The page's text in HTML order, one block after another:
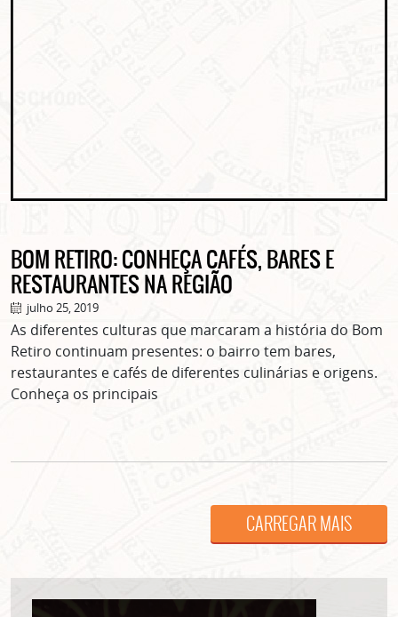
BOM RETIRO: CONHEÇA CAFÉS, BARES E
RESTAURANTES NA REGIÃO
julho 25, 2019
As diferentes culturas que marcaram a história do Bom
Retiro continuam presentes: o bairro tem bares,
restaurantes e cafés de diferentes culinárias e origens.
Conheça os principais
CARREGAR MAIS
ASSINE GRATUITAMENTE
NOSSA NEWSLETTER!
Clique no botão abaixo para receber notícias sobre o
centro de São Paulo no seu email.